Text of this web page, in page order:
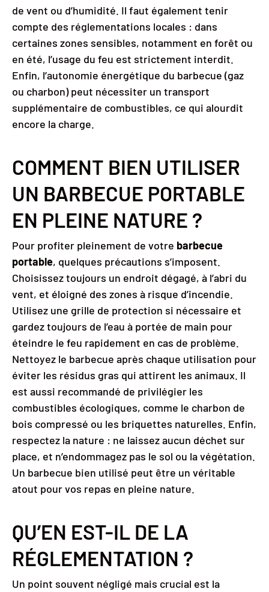
de vent ou d’humidité. Il faut également tenir
compte des réglementations locales : dans
certaines zones sensibles, notamment en forêt ou
en été, l’usage du feu est strictement interdit.
Enfin, l’autonomie énergétique du barbecue (gaz
ou charbon) peut nécessiter un transport
supplémentaire de combustibles, ce qui alourdit
encore la charge.
COMMENT BIEN UTILISER
UN BARBECUE PORTABLE
EN PLEINE NATURE ?
Pour profiter pleinement de votre barbecue
portable, quelques précautions s’imposent.
Choisissez toujours un endroit dégagé, à l’abri du
vent, et éloigné des zones à risque d’incendie.
Utilisez une grille de protection si nécessaire et
gardez toujours de l’eau à portée de main pour
éteindre le feu rapidement en cas de problème.
Nettoyez le barbecue après chaque utilisation pour
éviter les résidus gras qui attirent les animaux. Il
est aussi recommandé de privilégier les
combustibles écologiques, comme le charbon de
bois compressé ou les briquettes naturelles. Enfin,
respectez la nature : ne laissez aucun déchet sur
place, et n’endommagez pas le sol ou la végétation.
Un barbecue bien utilisé peut être un véritable
atout pour vos repas en pleine nature.
QU’EN EST-IL DE LA
RÉGLEMENTATION ?
Un point souvent négligé mais crucial est la